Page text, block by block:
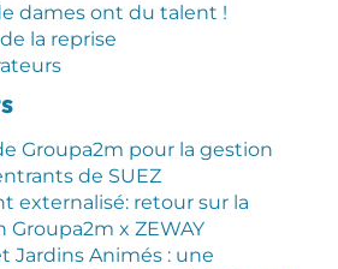
dames ont du talent !
la reprise
Groupa2m pour la gestion
de SUEZ
externalisé: retour sur la
Groupa2m x ZEWAY
Jardins Animés : une